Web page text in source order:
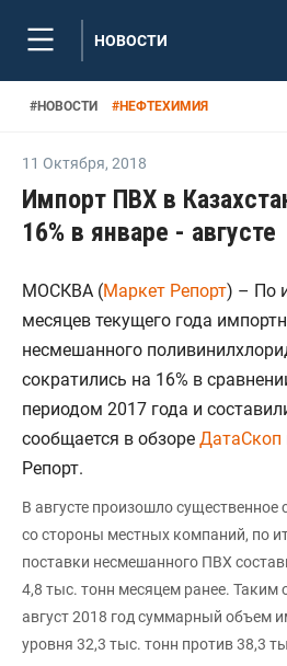
НОВОСТИ
#НОВОСТИ #НЕФТЕХИМИЯ
11 Октября, 2018
Импорт ПВХ в
16% в январе - августе
МОСКВА (Маркет Репорт) – По
месяцев текущего года
несмешанного
сократились на 16% в
периодом 2017 года и
сообщается в обзоре ДатаСкоп
Репорт.
В августе произошло
со стороны местных компаний, по
поставки несмешанного ПВХ
4,8 тыс. тонн месяцем ранее. Таким
август 2018 год суммарный объем
уровня 32,3 тыс. тонн против 38,3